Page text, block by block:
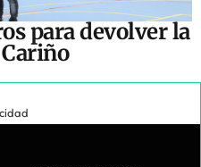
para devolver la